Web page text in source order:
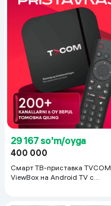
29 167 so'm/oyga
400 000
Смарт ТВ-приставка TVCOM
ViewBox на Android TV с